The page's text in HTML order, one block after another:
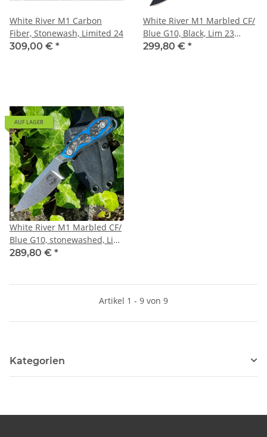
White River M1 Carbon
Fiber, Stonewash, Limited 24
309,00 € *
White River M1 Marbled CF/
Blue G10, Black, Lim 23
Jagdmesser
299,80 € *
AUF LAGER
White River M1 Marbled CF/
Blue G10, stonewashed, Lim
23 Jagdmesser
289,80 € *
Artikel 1 - 9 von 9
Kategorien